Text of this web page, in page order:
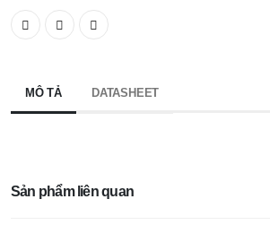
MÔ TẢ DATASHEET
Sản phẩm liên quan